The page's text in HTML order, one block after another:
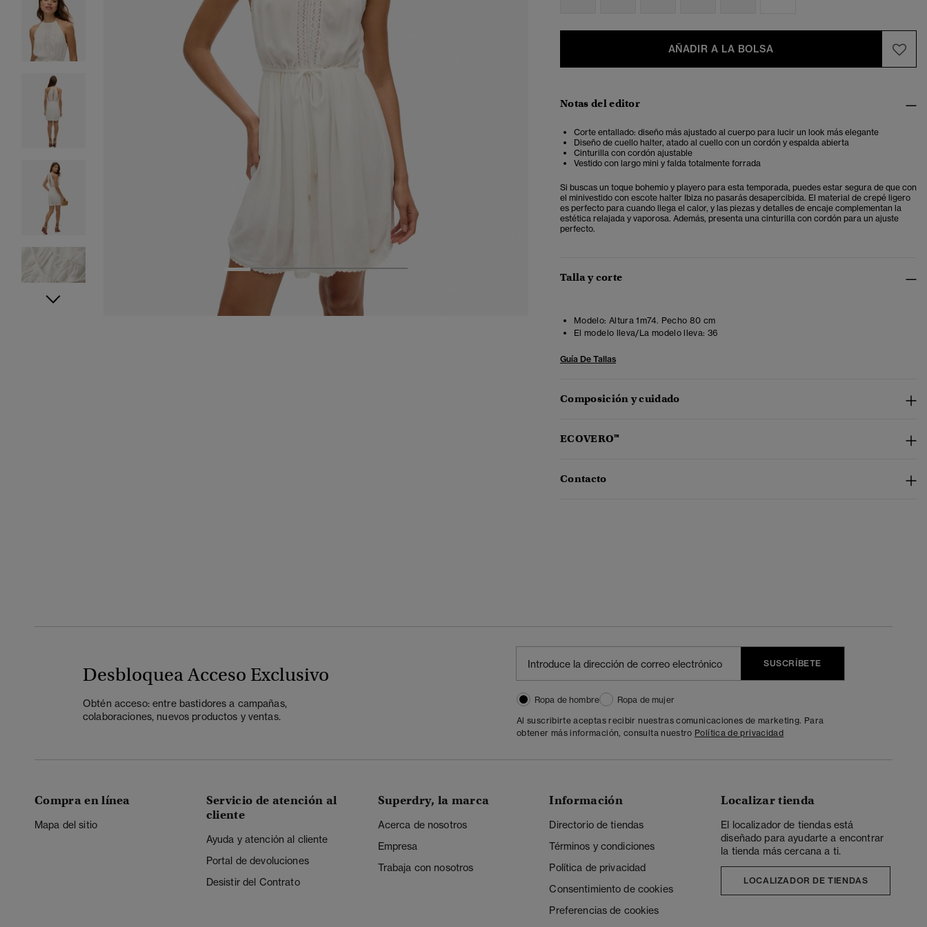
2 4 5 6
AÑADIR A LA BOLSA
Notas del editor
Corte entallado: diseño más ajustado al cuerpo para lucir un look más elegante
Diseño de cuello halter, atado al cuello con un cordón y espalda abierta
Cinturilla con cordón ajustable
Vestido con largo mini y falda totalmente forrada
Si buscas un toque bohemio y playero para esta temporada, puedes estar segura de que con
el minivestido con escote halter Ibiza no pasarás desapercibida. El material de crepé ligero
es perfecto para cuando llega el calor, y las piezas y detalles de encaje complementan la
estética relajada y vaporosa. Además, presenta una cinturilla con cordón para un ajuste
perfecto.
Talla y corte
Modelo: Altura 1m74. Pecho 80 cm
El modelo lleva/La modelo lleva: 36
Guía De Tallas
Composición y cuidado
ECOVERO™
Contacto
Desbloquea Acceso Exclusivo
Obtén acceso: entre bastidores a campañas,
colaboraciones, nuevos productos y ventas.
SUSCRÍBETE
Ropa de hombre
Ropa de mujer
Al suscribirte aceptas recibir nuestras comunicaciones de marketing. Para
obtener más información, consulta nuestro Política de privacidad
Compra en línea
Mapa del sitio
Servicio de atención al
cliente
Ayuda y atención al cliente
Portal de devoluciones
Desistir del Contrato
Superdry, la marca
Acerca de nosotros
Empresa
Trabaja con nosotros
Información
Directorio de tiendas
Términos y condiciones
Política de privacidad
Consentimiento de cookies
Preferencias de cookies
Localizar tienda
El localizador de tiendas está
diseñado para ayudarte a encontrar
la tienda más cercana a ti.
LOCALIZADOR DE TIENDAS